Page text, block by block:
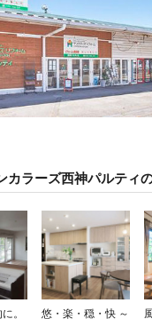
ラーズ西神パルティ
。 悠・楽・穏・快 ～